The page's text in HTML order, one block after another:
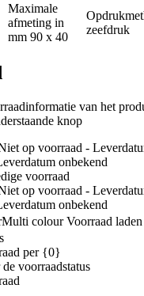
Maximale
afmeting in
mm 90 x 40
zeefdruk
van het
knop
op voorraad -
onbekend
voorraad
op voorraad -
onbekend
Multi colour Voorraad laden
per {0}
voorraadstatus